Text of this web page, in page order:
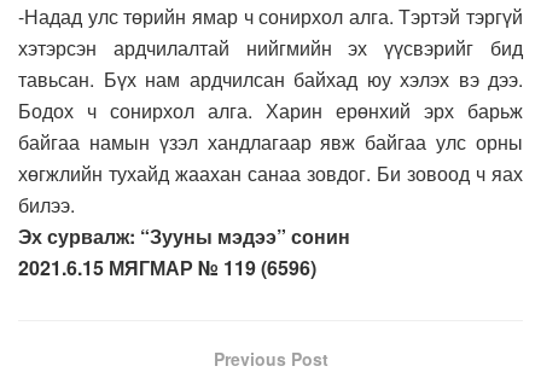
-Надад улс төрийн ямар ч сонирхол алга. Тэртэй тэргүй
хэтэрсэн ардчилалтай нийгмийн эх үүсвэрийг бид
тавьсан. Бүх нам ардчилсан байхад юу хэлэх вэ дээ.
Бодох ч сонирхол алга. Харин ерөнхий эрх барьж
байгаа намын үзэл хандлагаар явж байгаа улс орны
хөгжлийн тухайд жаахан санаа зовдог. Би зовоод ч яах
билээ.
Эх сурвалж: “Зууны мэдээ” сонин
2021.6.15 МЯГМАР № 119 (6596)
Previous Post